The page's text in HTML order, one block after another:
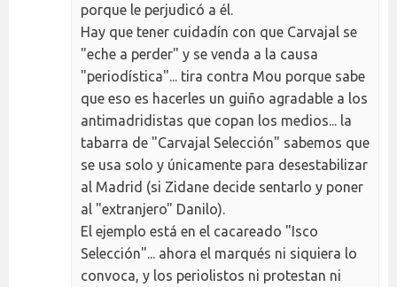
porque le perjudicó a él.
Hay que tener cuidadín con que Carvajal se
"eche a perder" y se venda a la causa
"periodística"... tira contra Mou porque sabe
que eso es hacerles un guiño agradable a los
antimadridistas que copan los medios... la
tabarra de "Carvajal Selección" sabemos que
se usa solo y únicamente para desestabilizar
al Madrid (si Zidane decide sentarlo y poner
al "extranjero" Danilo).
El ejemplo está en el cacareado "Isco
Selección"... ahora el marqués ni siquiera lo
convoca, y los periolistos ni protestan ni